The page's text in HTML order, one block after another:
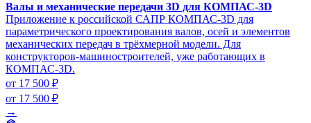
Валы и механические передачи 3D для КОМПАС-3D
Приложение к российской САПР КОМПАС-3D для
параметрического проектирования валов, осей и элементов
механических передач в трёхмерной модели. Для
конструкторов-машиностроителей, уже работающих в
КОМПАС-3D.
от 17 500 ₽
от 17 500 ₽
→